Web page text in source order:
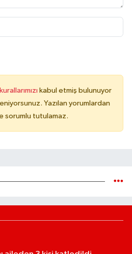
kabul etmiş bulunuyor
Yazılan yorumlardan
sorumlu tutulamaz.